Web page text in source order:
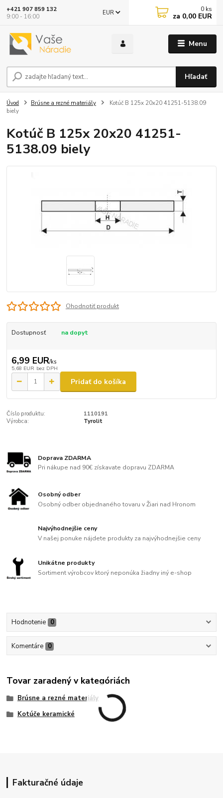
Menu
EUR
Hľadať
+421 907 859 132
9:00 - 16:00
0 ks
za 0,00 EUR
Úvod Brúsne a rezné materiály
Kotúč B 125x 20x20 41251-5138.09
biely
Kotúč B 125x 20x20 41251-
5138.09 biely
Ohodnotiť produkt
Dostupnosť na dopyt
6,99 EUR/ks
5,68 EUR bez DPH
Pridať do košíka
Číslo produktu:
1110191
Výrobca:
Tyrolit
Doprava ZDARMA
Pri nákupe nad 90€ získavate dopravu ZDARMA
Osobný odber
Osobný odber objednaného tovaru v Žiari nad Hronom
Najvýhodnejšie ceny
V našej ponuke nájdete produkty za najvýhodnejšie ceny
Unikátne produkty
Sortiment výrobcov ktorý neponúka žiadny iný e-shop
Hodnotenie 0
Komentáre 0
Tovar zaradený v kategóriách
Brúsne a rezné materiály
Kotúče keramické
Fakturačné údaje